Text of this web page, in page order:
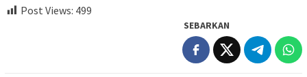
Post Views: 499
SEBARKAN